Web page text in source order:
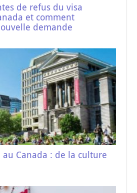
de refus du visa
et comment
demande
Canada : de la culture